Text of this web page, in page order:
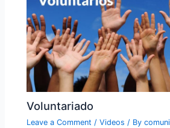
Voluntariado
Leave a Comment /Videos / By